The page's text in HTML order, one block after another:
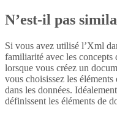
N’est-il pas
Si vous avez utilisé l’Xml
familiarité avec les concepts
lorsque vous créez un
vous choisissez les
dans les données.
définissent les éléments de